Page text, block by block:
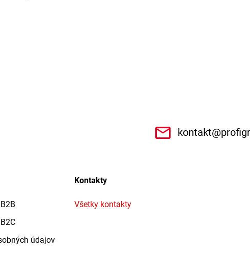
kontakt@
údajov
Kontakty
Všetky kontakty